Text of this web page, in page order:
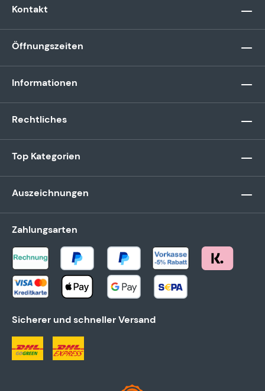
Kontakt
Öffnungszeiten
Informationen
Rechtliches
Top Kategorien
Auszeichnungen
Zahlungsarten
Sicherer und schneller Versand